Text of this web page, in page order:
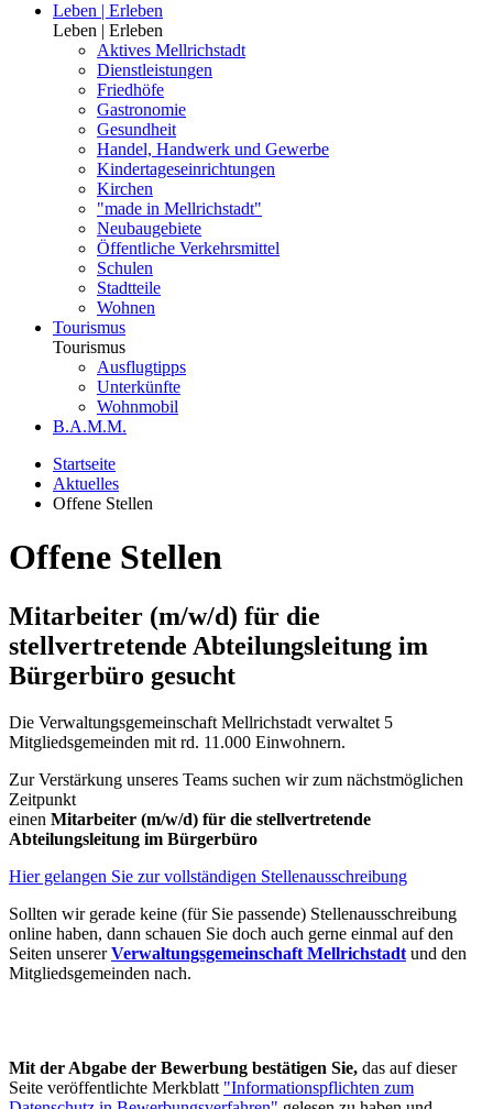
Leben | Erleben
Leben | Erleben
Aktives Mellrichstadt
Dienstleistungen
Friedhöfe
Gastronomie
Gesundheit
Handel, Handwerk und Gewerbe
Kindertageseinrichtungen
Kirchen
"made in Mellrichstadt"
Neubaugebiete
Öffentliche Verkehrsmittel
Schulen
Stadtteile
Wohnen
Tourismus
Tourismus
Ausflugtipps
Unterkünfte
Wohnmobil
B.A.M.M.
Startseite
Aktuelles
Offene Stellen
Offene Stellen
Mitarbeiter (m/w/d) für die
stellvertretende Abteilungsleitung im
Bürgerbüro gesucht
Die Verwaltungsgemeinschaft Mellrichstadt verwaltet 5
Mitgliedsgemeinden mit rd. 11.000 Einwohnern.
Zur Verstärkung unseres Teams suchen wir zum nächstmöglichen
Zeitpunkt
einen Mitarbeiter (m/w/d) für die stellvertretende
Abteilungsleitung im Bürgerbüro
Hier gelangen Sie zur vollständigen Stellenausschreibung
Sollten wir gerade keine (für Sie passende) Stellenausschreibung
online haben, dann schauen Sie doch auch gerne einmal auf den
Seiten unsererVerwaltungsgemeinschaft Mellrichstadt und den
Mitgliedsgemeinden nach.
Mit der Abgabe der Bewerbung bestätigen Sie, das auf dieser
Seite veröffentlichte Merkblatt "Informationspflichten zum